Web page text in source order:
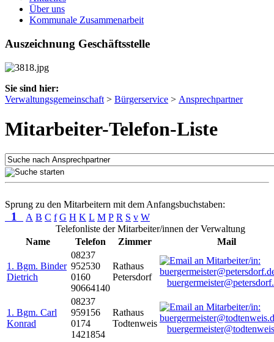
Über uns
Kommunale Zusammenarbeit
Auszeichnung Geschäftsstelle
Sie sind hier:
Verwaltungsgemeinschaft > Bürgerservice > Ansprechpartner
Mitarbeiter-Telefon-Liste
Sprung zu den Mitarbeitern mit dem Anfangsbuchstaben:
1 A B C f G H K L M P R S v W
Telefonliste der Mitarbeiter/innen der Verwaltung
Name
Telefon Zimmer Mail
1. Bgm. Binder
Dietrich
08237
952530
0160
90664140
Rathaus
Petersdorf
1. Bgm. Carl
Konrad
08237
959156
0174
1421854
Rathaus
Todtenweis